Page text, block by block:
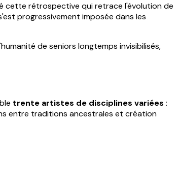
cette rétrospective qui retrace l'évolution de
progressivement imposée dans les
de seniors longtemps invisibilisés,
trente artistes de disciplines variées :
entre traditions ancestrales et création